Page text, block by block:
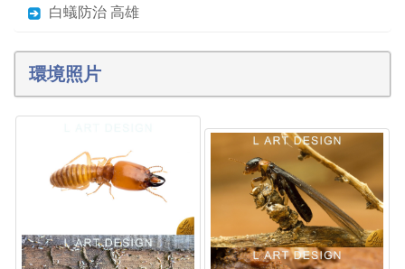
白蟻防治 高雄
環境照片